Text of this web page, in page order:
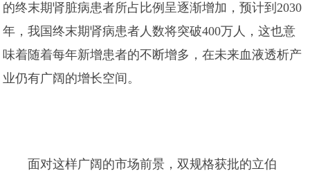
的终末期肾脏病患者所占比例呈逐渐增加，预计到2030
年，我国终末期肾病患者人数将突破400万人，这也意
味着随着每年新增患者的不断增多，在未来血液透析产
业仍有广阔的增长空间。
面对这样广阔的市场前景，双规格获批的立伯